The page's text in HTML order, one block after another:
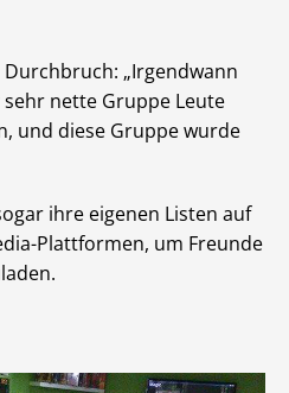
„Irgendwann
nette Gruppe Leute
und diese Gruppe wurde
ihre eigenen Listen auf
Plattformen, um Freunde